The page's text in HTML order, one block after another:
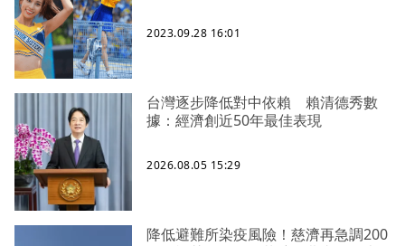
2023.09.28 16:01
台灣逐步降低對中依賴 賴清德秀數
據：經濟創近50年最佳表現
2026.08.05 15:29
降低避難所染疫風險！慈濟再急調200